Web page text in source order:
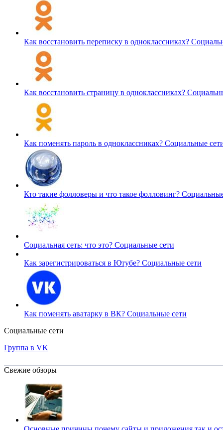
Как восстановить переписку в одноклассниках?
Как восстановить страницу в одноклассниках?
Как поменять пароль в одноклассниках? Социальные
Кто такие фолловеры и что такое фолловинг?
Социальная сеть: что это? Социальные сети
Как зарегистрироваться в Ютубе? Социальные сети
Как поменять аватарку в ВК? Социальные сети
Социальные сети
Группа в VK
Свежие обзоры